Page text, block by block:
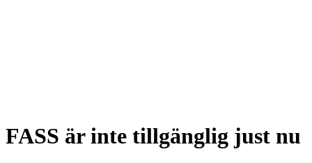
FASS är inte tillgänglig just nu